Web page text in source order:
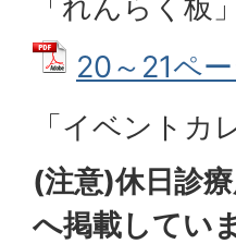
20～21ペ
「イベント
(注意)休日診
へ掲載してい